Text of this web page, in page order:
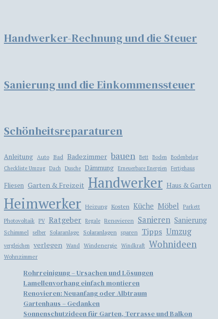
Handwerker-Rechnung und die Steuer
Sanierung und die Einkommenssteuer
Schönheitsreparaturen
Anleitung Auto Bad Badezimmer bauen Bett Boden Bodenbelag
Checkliste Umzug Dach Dusche Dämmung Erneuerbare Energien Fertighaus
Fliesen Garten & Freizeit Handwerker Haus & Garten
Heimwerker Heizung Kosten Küche Möbel Parkett
Photovoltaik PV Ratgeber Regale Renovieren Sanieren Sanierung
Schimmel selber Solaranlage Solaranlagen sparen Tipps Umzug
vergleichen verlegen Wand Windenergie Windkraft Wohnideen
Wohnzimmer
Rohrreinigung – Ursachen und Lösungen
Lamellenvorhang einfach montieren
​​Renovieren: Neuanfang oder Albtraum
Gartenhaus – Gedanken
Sonnenschutzideen für Garten, Terrasse und Balkon